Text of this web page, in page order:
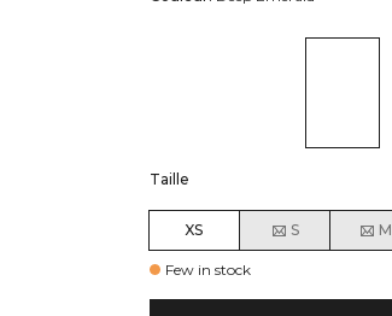
Taille
XS S M
Few in stock